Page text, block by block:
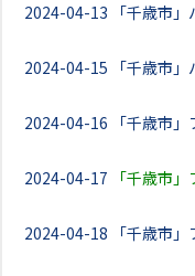
2024-04-13 「千歳市
2024-04-15 「千歳市
2024-04-16 「千歳市
2024-04-17 「千歳市
2024-04-18 「千歳市